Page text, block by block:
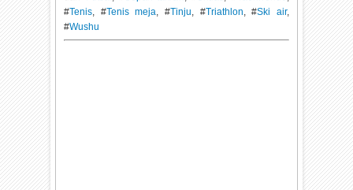
#Tenis , #Tenis meja , #Tinju , #Triathlon , #Ski air,
#Wushu